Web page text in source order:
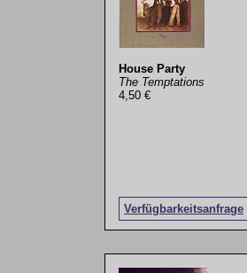
House Party
The Temptations
4,50 €
Verfügbarkeitsanfrage